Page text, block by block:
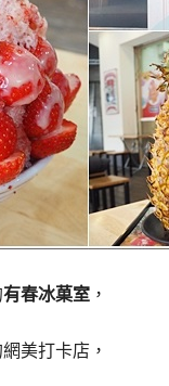
有春冰菓室 ，
美打卡店，